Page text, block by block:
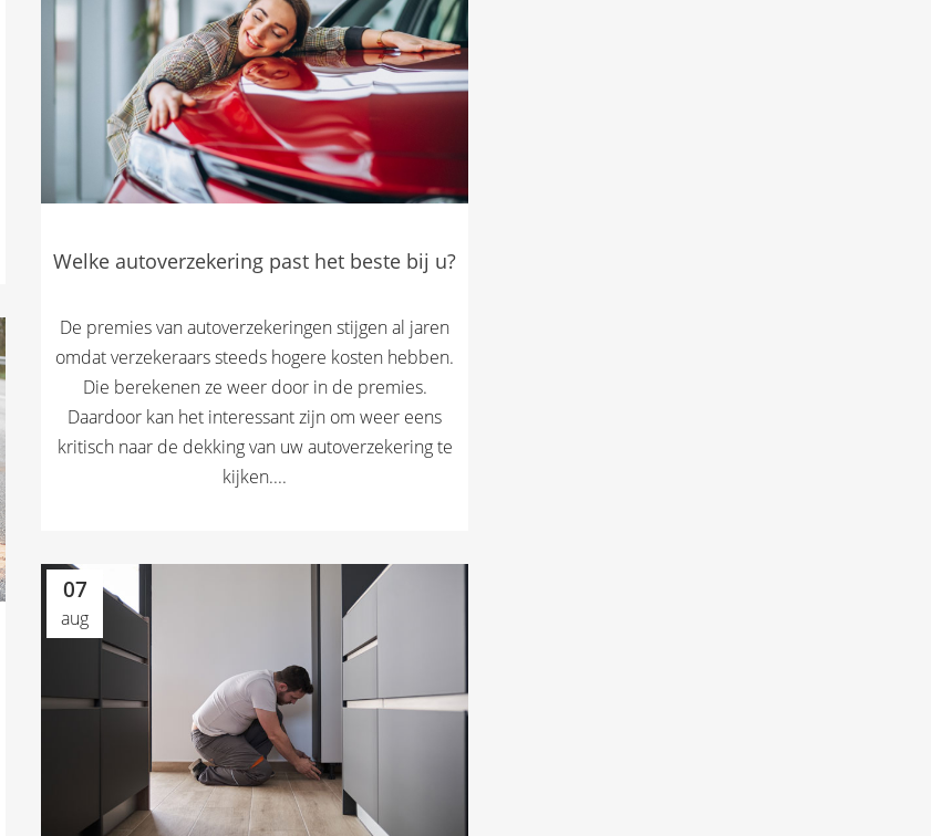
Welke autoverzekering past het beste bij u?
De premies van autoverzekeringen stijgen al jaren
omdat verzekeraars steeds hogere kosten hebben.
Die berekenen ze weer door in de premies.
Daardoor kan het interessant zijn om weer eens
kritisch naar de dekking van uw autoverzekering te
kijken....
07
aug